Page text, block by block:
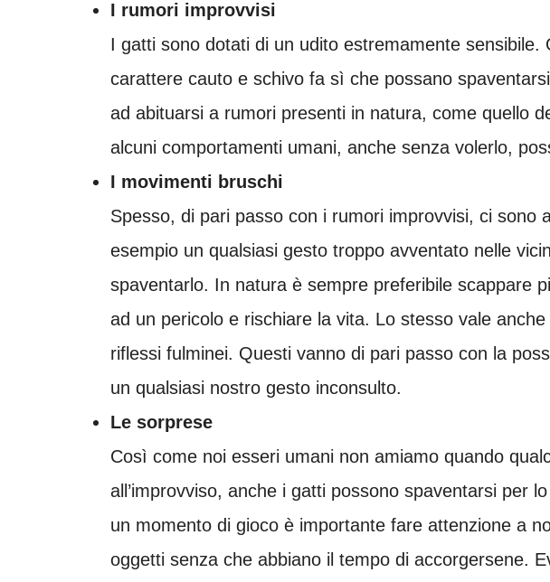
I rumori improvvisi
I gatti sono dotati di un udito estremamente sensibile.
carattere cauto e schivo fa sì che possano
ad abituarsi a rumori presenti in natura, come quello
alcuni comportamenti umani, anche senza volerlo,
I movimenti bruschi
Spesso, di pari passo con i rumori improvvisi, ci sono
esempio un qualsiasi gesto troppo avventato nelle
spaventarlo. In natura è sempre preferibile scappare
ad un pericolo e rischiare la vita. Lo stesso vale
riflessi fulminei. Questi vanno di pari passo con la
un qualsiasi nostro gesto inconsulto.
Le sorprese
Così come noi esseri umani non amiamo quando
all’improvviso, anche i gatti possono spaventarsi per
un momento di gioco è importante fare attenzione a
oggetti senza che abbiano il tempo di accorgersene.